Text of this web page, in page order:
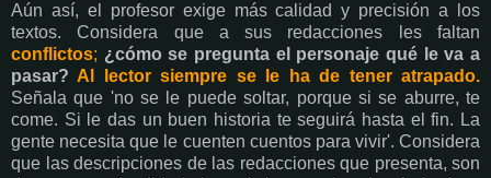
Aún así, el profesor exige más calidad y precisión a los
textos. Considera que a sus redacciones les faltan
conflictos; ¿cómo se pregunta el personaje qué le va a
pasar? Al lector siempre se le ha de tener atrapado.
Señala que 'no se le puede soltar, porque si se aburre, te
come. Si le das un buen historia te seguirá hasta el fin. La
gente necesita que le cuenten cuentos para vivir'. Considera
que las descripciones de las redacciones que presenta, son